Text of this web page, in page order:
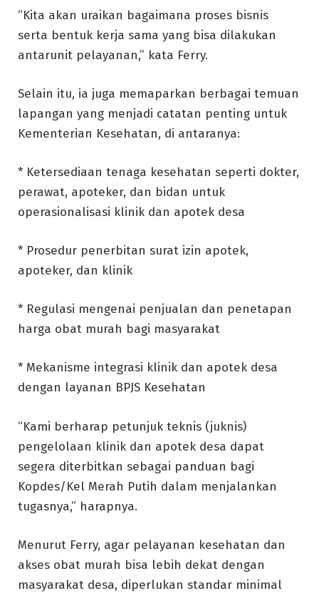
“Kita akan uraikan bagaimana proses bisnis
serta bentuk kerja sama yang bisa dilakukan
antarunit pelayanan,” kata Ferry.
Selain itu, ia juga memaparkan berbagai temuan
lapangan yang menjadi catatan penting untuk
Kementerian Kesehatan, di antaranya:
* Ketersediaan tenaga kesehatan seperti dokter,
perawat, apoteker, dan bidan untuk
operasionalisasi klinik dan apotek desa
* Prosedur penerbitan surat izin apotek,
apoteker, dan klinik
* Regulasi mengenai penjualan dan penetapan
harga obat murah bagi masyarakat
* Mekanisme integrasi klinik dan apotek desa
dengan layanan BPJS Kesehatan
“Kami berharap petunjuk teknis (juknis)
pengelolaan klinik dan apotek desa dapat
segera diterbitkan sebagai panduan bagi
Kopdes/Kel Merah Putih dalam menjalankan
tugasnya,” harapnya.
Menurut Ferry, agar pelayanan kesehatan dan
akses obat murah bisa lebih dekat dengan
masyarakat desa, diperlukan standar minimal